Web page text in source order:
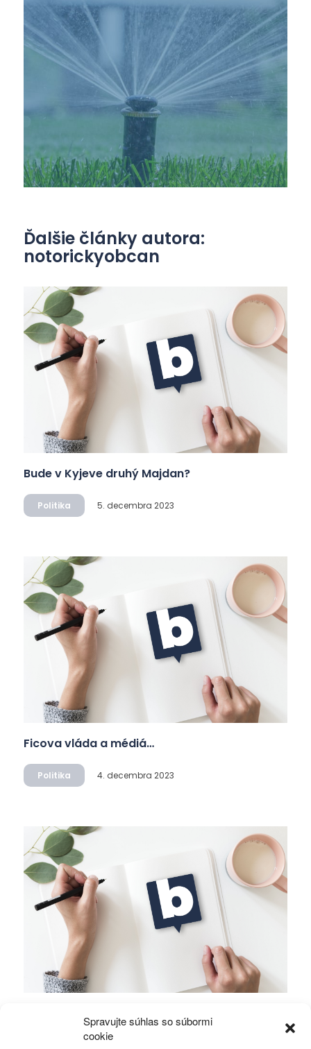
Spravujte súhlas so súbormi
cookie
Ďalšie články autora:
notorickyobcan
Bude v Kyjeve druhý Majdan?
Politika 5. decembra 2023
Ficova vláda a médiá…
Politika 4. decembra 2023
Gerasimovom?